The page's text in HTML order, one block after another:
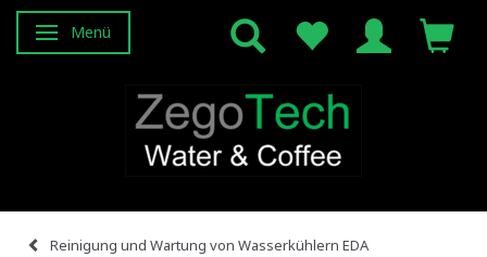
Anzeige ändern
Menü
Reinigung und Wartung von Wasserkühlern EDA